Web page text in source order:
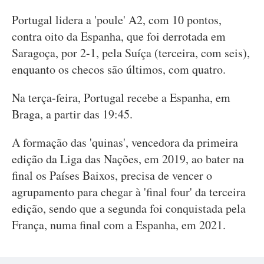
Portugal lidera a 'poule' A2, com 10 pontos,
contra oito da Espanha, que foi derrotada em
Saragoça, por 2-1, pela Suíça (terceira, com seis),
enquanto os checos são últimos, com quatro.
Na terça-feira, Portugal recebe a Espanha, em
Braga, a partir das 19:45.
A formação das 'quinas', vencedora da primeira
edição da Liga das Nações, em 2019, ao bater na
final os Países Baixos, precisa de vencer o
agrupamento para chegar à 'final four' da terceira
edição, sendo que a segunda foi conquistada pela
França, numa final com a Espanha, em 2021.